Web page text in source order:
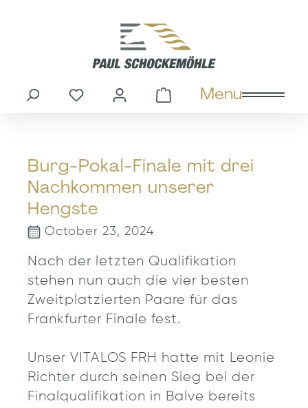
Menu
You have 0 wishlist items
Shopping cart
Burg-Pokal-Finale mit drei
Nachkommen unserer
Hengste
October 23, 2024
Nach der letzten Qualifikation
stehen nun auch die vier besten
Zweitplatzierten Paare für das
Frankfurter Finale fest.
Unser VITALOS FRH hatte mit Leonie
Richter durch seinen Sieg bei der
Finalqualifikation in Balve bereits